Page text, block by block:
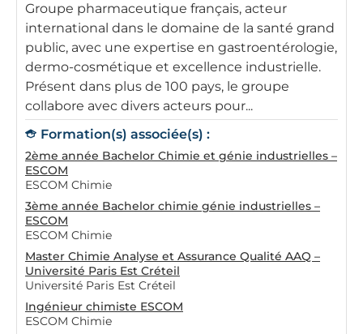
Groupe pharmaceutique français, acteur
international dans le domaine de la santé grand
public, avec une expertise en gastroentérologie,
dermo-cosmétique et excellence industrielle.
Présent dans plus de 100 pays, le groupe
collabore avec divers acteurs pour...
Formation(s) associée(s) :
2ème année Bachelor Chimie et génie industrielles –
ESCOM
ESCOM Chimie
3ème année Bachelor chimie génie industrielles –
ESCOM
ESCOM Chimie
Master Chimie Analyse et Assurance Qualité AAQ –
Université Paris Est Créteil
Université Paris Est Créteil
Ingénieur chimiste ESCOM
ESCOM Chimie